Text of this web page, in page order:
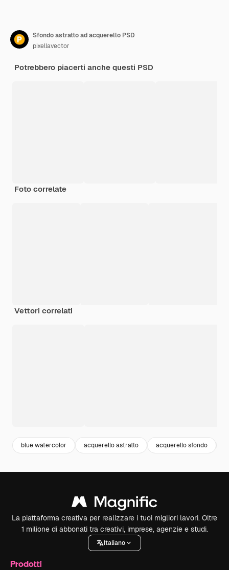
Sfondo astratto ad acquerello PSD
pixellavector
Potrebbero piacerti anche questi PSD
Foto correlate
Vettori correlati
blue watercolor acquerello astratto acquerello sfondo
La piattaforma creativa per realizzare i tuoi migliori lavori. Oltre
1 milione di abbonati tra creativi, imprese, agenzie e studi.
Italiano
Prodotti